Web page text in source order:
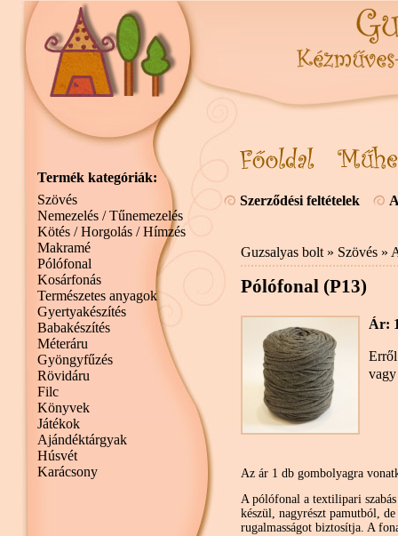
Szerződési feltételek
Guzsalyas bolt » Szövés »
Pólófonal (P13)
Ár:
Az ár 1 db gombolyagra
A pólófonal a textilipari
készül, nagyrészt pamutból,
rugalmasságot biztosítja. A
Termék kategóriák:
Szövés
Nemezelés / Tűnemezelés
Kötés / Horgolás / Hímzés
Makramé
Pólófonal
Kosárfonás
Természetes anyagok
Gyertyakészítés
Babakészítés
Méteráru
Gyöngyfűzés
Rövidáru
Filc
Könyvek
Játékok
Ajándéktárgyak
Húsvét
Karácsony